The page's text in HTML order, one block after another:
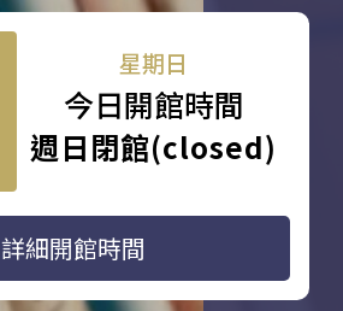
星期日
今日開館時間
週日閉館(closed)
詳細開館時間